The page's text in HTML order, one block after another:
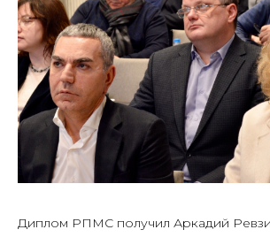
Диплом РПМС получил Аркадий